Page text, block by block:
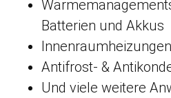
Batterien und Akkus
Innenraumheizungen
Antifrost- &
Und viele weitere